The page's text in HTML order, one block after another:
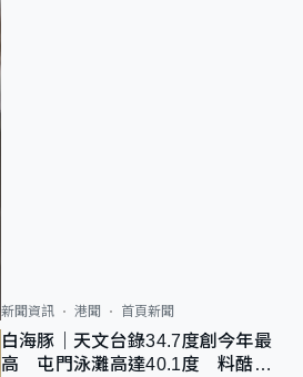
新聞資訊 港聞 首頁新聞
白海豚｜天文台錄34.7度創今年最
高 屯門泳灘高達40.1度 料酷熱